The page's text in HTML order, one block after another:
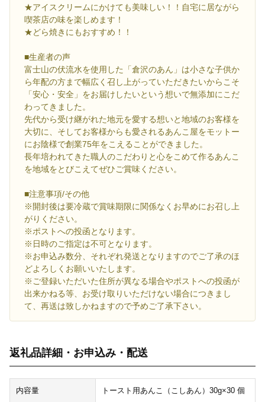
★アイスクリームにかけても美味しい！！自宅に居ながら
喫茶店の味を楽しめます！
★どら焼きにもおすすめ！！
■生産者の声
富士山の伏流水を使用した「倉沢のあん」は小さな子供か
ら年配の方まで幅広く召し上がっていただきたいからこそ
「安心・安全」をお届けしたいという想いで無添加にこだ
わってきました。
先代から受け継がれた地元を愛する想いと地域のお客様を
大切に、そしてお客様からも愛されるあんこ屋をモットー
にお陰様で創業75年をこえることができました。
長年培われてきた職人のこだわりと心をこめて作るあんこ
を地域をとびこえてぜひご賞味ください。
■注意事項/その他
※開封後は要冷蔵で賞味期限に関係なくお早めにお召し上
がりください。
※ポストへの投函となります。
※日時のご指定は不可となります。
※お申込み数分、それぞれ発送となりますのでご了承のほ
どよろしくお願いいたします。
※ご登録いただいた住所が異なる場合やポストへの投函が
出来かねる等、お受け取りいただけない場合につきまし
て、再送は致しかねますので予めご了承下さい。
返礼品詳細・お申込み・配送
内容量 トースト用あんこ（こしあん）30g×30 個